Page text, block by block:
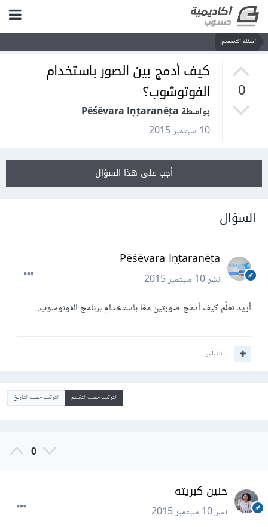
أسئلة التصميم
0
كيف أدمج بين الصور باستخدام
الفوتوشوب؟
بواسطة Pēśēvara Iṇṭaranēṭa
10 سبتمبر 2015
أجب على هذا السؤال
السؤال
Pēśēvara Iṇṭaranēṭa
نشر10 سبتمبر 2015
أريد تعلّم كيف أدمج صورتين معًا باستخدام برنامج الفوتوشوب.
اقتباس
الترتيب حسب التقييم الترتيب حسب التاريخ
0
حنين كبريته
نشر10 سبتمبر 2015